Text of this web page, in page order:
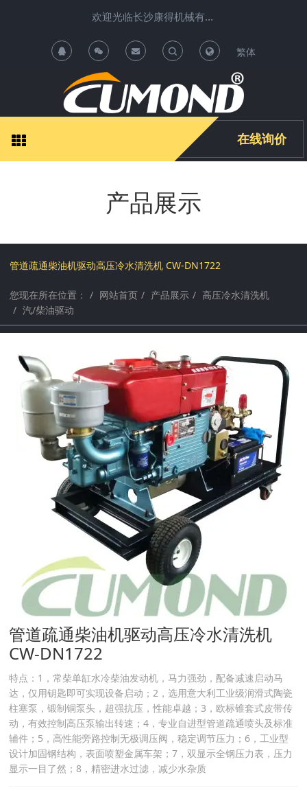
欢迎光临长沙康得机械有限公司清洗机项目运营中心 !
T
o
g
g
l
S
e
a
r
h
T
o
g
g
S
e
a
r
c
h
繁体
在线询价
产品展示
管道疏通柴油机驱动高压冷水清洗机 CW-DN1722
您现在所在位置： 网站首页 产品展示
高压冷水清洗机
汽/柴油驱动
管道疏通柴油机驱动高压冷水清洗机
CW-DN1722
特点：1，常柴单缸水冷柴油发动机，马力强劲，配备减速启动马
达，仅用钥匙即可实现设备启动；2，选用意大利工业级润滑式陶瓷
柱塞泵，锻制铜泵头，超强抗压，性能卓越；3，欧标锥套式皮带传
动，有效控制高压泵输出转速；4，专业自进型管道疏通喷头及标准
辅件；5，高性能旁路控制无极调压阀，稳定调节压力；6，工业型
设计加固钢结构，表面喷塑金属车架；7，双显示全钢压力表，压力
显示一目了然；8，精密进水过滤，减少水杂质